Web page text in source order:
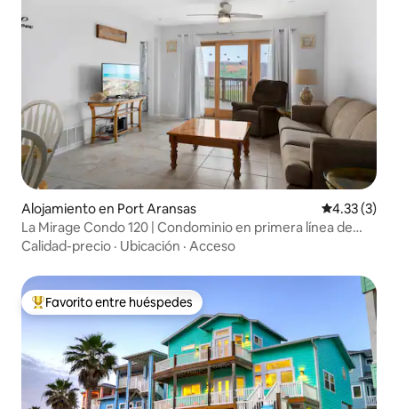
Alojamiento en Port Aransas Calificación
4.33 (3)
La Mirage Condo 120 | Condominio en primera línea de
playa
Calidad-precio · Ubicación · Acceso
Favorito entre huéspedes preferido
Favorito entre huéspedes